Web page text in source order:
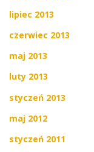
lipiec 2013
czerwiec 2013
maj 2013
luty 2013
styczeń 2013
maj 2012
styczeń 2011